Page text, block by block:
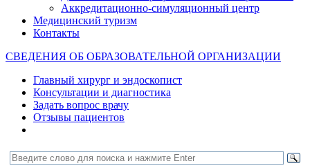
Аккредитационно-симуляционный центр
Медицинский туризм
Контакты
СВЕДЕНИЯ ОБ ОБРАЗОВАТЕЛЬНОЙ ОРГАНИЗАЦИИ
Главный хирург и эндоскопист
Консультации и диагностика
Задать вопрос врачу
Отзывы пациентов